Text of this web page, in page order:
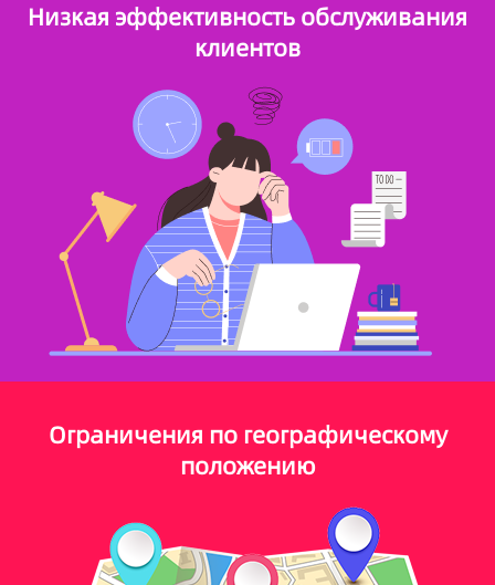
Низкая эффективность обслуживания
клиентов
Ограничения по географическому
положению